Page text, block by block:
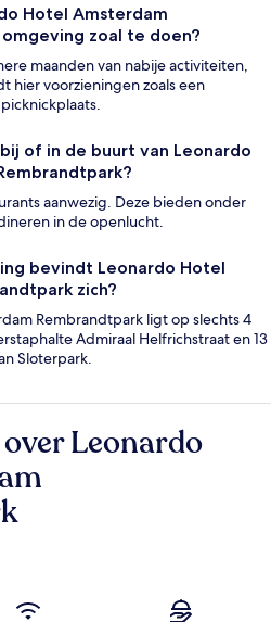
Hotel Amsterdam
zoal te doen?
maanden van nabije activiteiten,
hier voorzieningen zoals een
of in de buurt van Leonardo
aanwezig. Deze bieden onder
in de openlucht.
bevindt Leonardo Hotel
zich?
Rembrandtpark ligt op slechts 4
Admiraal Helfrichstraat en 13
Sloterpark.
Leonardo